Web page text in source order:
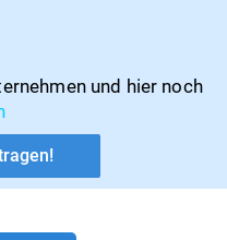
und hier noch